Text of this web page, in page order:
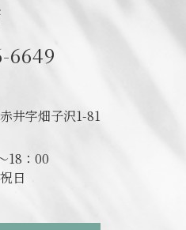
6649
井字畑子沢1-81
18：00
日